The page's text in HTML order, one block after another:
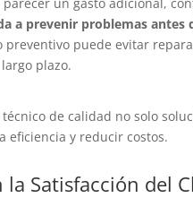
a prevenir problemas
puede evitar
plazo.
de calidad no solo
eficiencia y reducir costos.
la Satisfacción del